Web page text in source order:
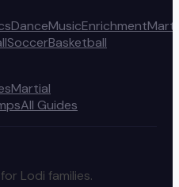
DanceMusicEnrichment
SoccerBasketball
Martial
All Guides
Lodi families.